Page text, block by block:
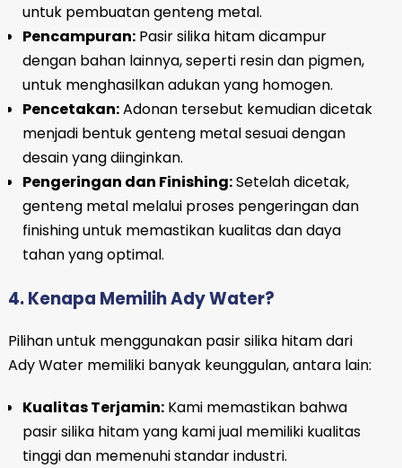
untuk pembuatan genteng metal.
Pencampuran:Pasir silika hitam dicampur
dengan bahan lainnya, seperti resin dan pigmen,
untuk menghasilkan adukan yang homogen.
Pencetakan:Adonan tersebut kemudian dicetak
menjadi bentuk genteng metal sesuai dengan
desain yang diinginkan.
Pengeringan dan Finishing:Setelah dicetak,
genteng metal melalui proses pengeringan dan
finishing untuk memastikan kualitas dan daya
tahan yang optimal.
4. Kenapa Memilih Ady Water?
Pilihan untuk menggunakan pasir silika hitam dari
Ady Water memiliki banyak keunggulan, antara lain:
Kualitas Terjamin:Kami memastikan bahwa
pasir silika hitam yang kami jual memiliki kualitas
tinggi dan memenuhi standar industri.